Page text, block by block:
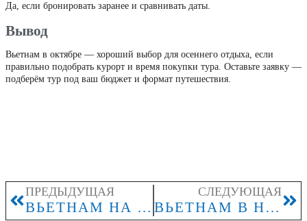
Да, если бронировать заранее и сравнивать даты.
Вывод
Вьетнам в октябре — хороший выбор для осеннего отдыха, если
правильно подобрать курорт и время покупки тура. Оставьте заявку —
подберём тур под ваш бюджет и формат путешествия.
ПРЕДЫДУЩАЯ
ВЬЕТНАМ НА СЕНТЯБРЬ 2026: КОГДА ПОКУПАТЬ ТУР, ЧТОБЫ ВЫБРАТЬ ЛУЧШИЕ ВАРИАНТЫ
СЛЕДУЮЩАЯ
ВЬЕТНАМ В НОЯБРЕ 2026: КАКИЕ РЕГИОНЫ ПОДХОДЯТ ДЛЯ ПЛЯЖНОГО ОТДЫХА